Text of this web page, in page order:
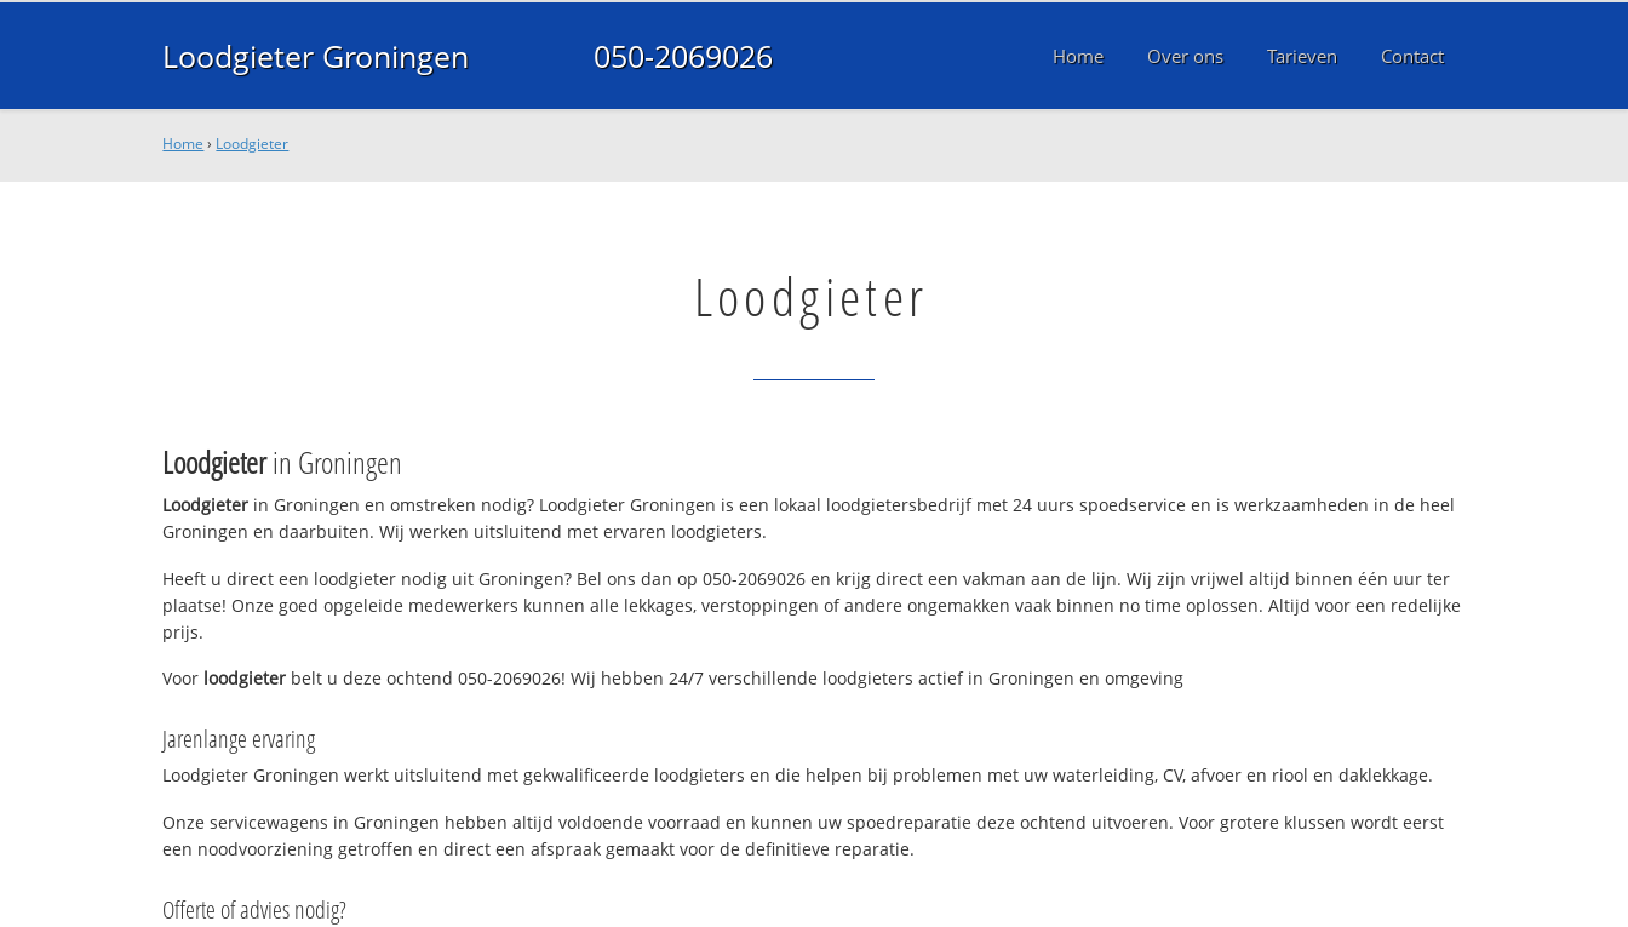
Loodgieter Groningen 050-2069026 Home Over ons Tarieven Contact
Home › Loodgieter
Loodgieter
Loodgieterin Groningen
Loodgieter in Groningen en omstreken nodig? Loodgieter Groningen is een lokaal loodgietersbedrijf met 24 uurs spoedservice en is werkzaamheden in de heel
Groningen en daarbuiten. Wij werken uitsluitend met ervaren loodgieters.
Heeft u direct een loodgieter nodig uit Groningen? Bel ons dan op 050-2069026 en krijg direct een vakman aan de lijn. Wij zijn vrijwel altijd binnen één uur ter
plaatse! Onze goed opgeleide medewerkers kunnen alle lekkages, verstoppingen of andere ongemakken vaak binnen no time oplossen. Altijd voor een redelijke
prijs.
Voor loodgieter belt u deze ochtend 050-2069026! Wij hebben 24/7 verschillende loodgieters actief in Groningen en omgeving
Jarenlange ervaring
Loodgieter Groningen werkt uitsluitend met gekwalificeerde loodgieters en die helpen bij problemen met uw waterleiding, CV, afvoer en riool en daklekkage.
Onze servicewagens in Groningen hebben altijd voldoende voorraad en kunnen uw spoedreparatie deze ochtend uitvoeren. Voor grotere klussen wordt eerst
een noodvoorziening getroffen en direct een afspraak gemaakt voor de definitieve reparatie.
Offerte of advies nodig?